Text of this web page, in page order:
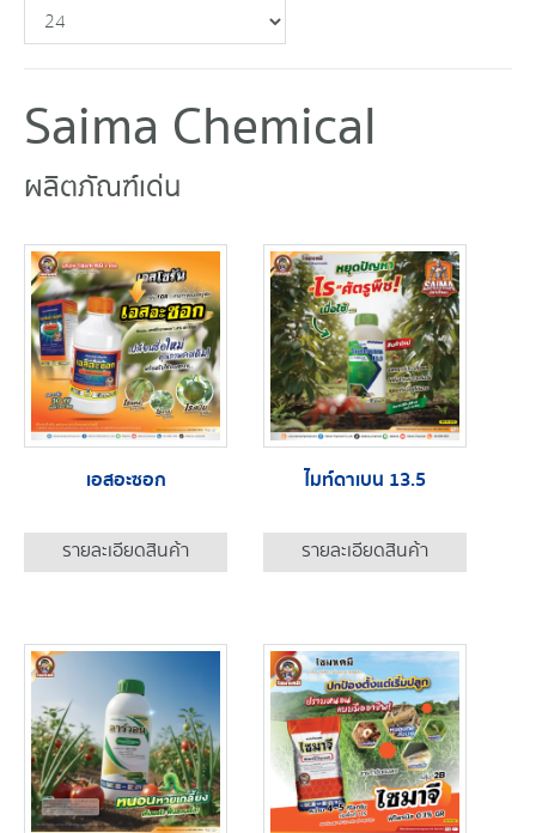
Saima Chemical
ผลิตภัณฑ์เด่น
เอสอะซอก
รายละเอียดสินค้า
ไมท์ดาเบน 13.5
รายละเอียดสินค้า